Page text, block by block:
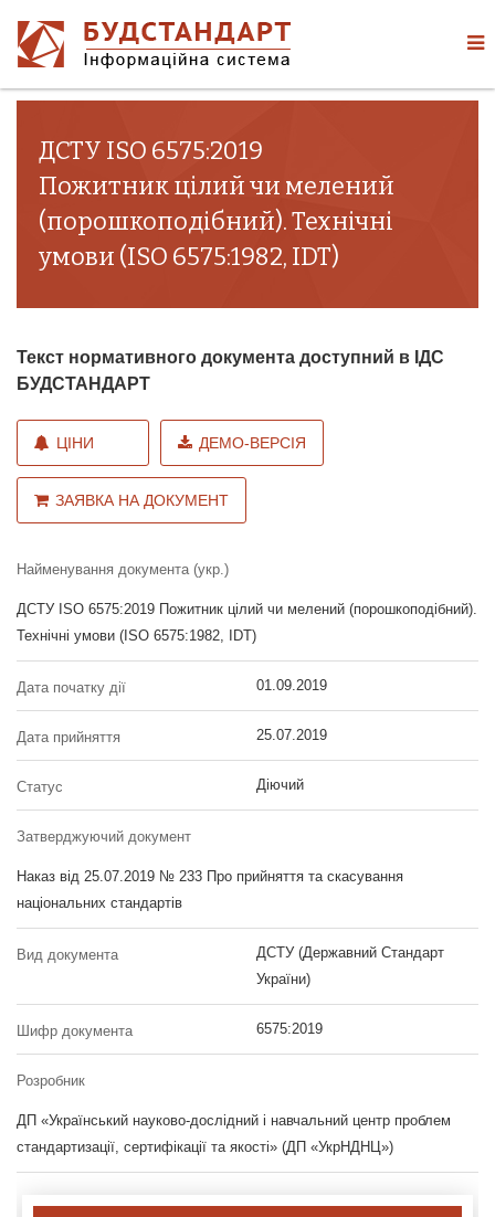
ДСТУ ISO 6575:2019
Пожитник цілий чи мелений
(порошкоподібний). Технічні
умови (ISO 6575:1982, IDT)
Текст нормативного документа доступний в ІДС
БУДСТАНДАРТ
ЦІНИ ДЕМО-ВЕРСІЯ
ЗАЯВКА НА ДОКУМЕНТ
Найменування документа (укр.)
ДСТУ ISO 6575:2019 Пожитник цілий чи мелений (порошкоподібний).
Технічні умови (ISO 6575:1982, IDT)
Дата початку дії 01.09.2019
Дата прийняття 25.07.2019
Статус Діючий
Затверджуючий документ
Наказ від 25.07.2019 № 233 Про прийняття та скасування
національних стандартів
Вид документа
ДСТУ (Державний Стандарт
України)
Шифр документа 6575:2019
Розробник
ДП «Український науково-дослідний і навчальний центр проблем
стандартизації, сертифікації та якості» (ДП «УкрНДНЦ»)